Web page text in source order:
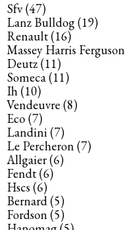
Sfv(47)
Lanz Bulldog(19)
Renault(16)
Massey Harris Ferguson
Deutz(11)
Someca(11)
Ih(10)
Vendeuvre (8)
Eco(7)
Landini(7)
Le Percheron(7)
Allgaier(6)
Fendt(6)
Hscs (6)
Bernard(5)
Fordson(5)